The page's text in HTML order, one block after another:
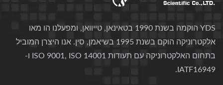
YDS הוקמה בשנת 1990 בטאינאן, טייוואן, ומפעלנו הו מאו
אלקטרוניקה הוקם בשנת 1995 בשיאמן, סין. אנו היצרן המוביל
בתחום האלקטרוניקה עם תעודות ISO 9001, ISO 14001 ו-
IATF16949.